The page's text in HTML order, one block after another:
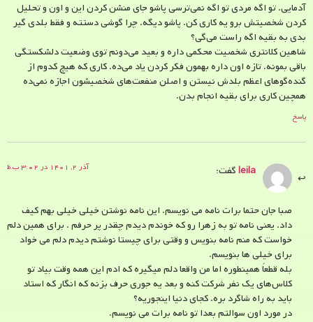
آدمایی. تو اگه مردی تو اگه نمی‌ترسی پاشو جای منشن کردن این و اون و تحلیل
کردن شخصیتش برو یه کاری کن. پاشو دیگه. چرا گوشی دستته و فقط بلدی گیر
بدی به بقیه اگه راست می‌گی؟
شاهین کلانتری شخصیت محکمی داره و بعید می‌دونم توی وضعیت دلشکستگی
باقی بمونه. تازه اون داره بهمون فکر کردن یاد می‌ده. کاری که هیچ کدوم از
گنده‌گوهای اعظم بلدش نیستن و اصلن منفعت‌های شخصیشون اجازه نمی‌ده
همچین کاری برای بقیه انجام بدن.
پاسخ
leilaگفت: آذر ۲, ۱۴۰۱ در ۳:۰۲ ب.ظ
صبا جان حتما برات نامه می نویسم. این نامه نوشتن خیلی خیلی بهم کیف
داد. یعنی نامه تو به زهرا رو که خوندم دیدم چقدر پر حرفم . برای همین دلم
خواست که منم نامه بنویس و وقتی برای چیستا نوشتم دیدم دلم می خواد
برای خیلی ها بنویسم.
بله قطعاً همینطوره اما من واقعا دلم میگیره که ادم این همه وقت بیاد تو
کلاس‌های یک نفر شرکت کنه و بعد یه جوری حرف بزنه که انگار که استاد
باید به راه شاگرد بره. کجای دنیا اینجوریه؟
در مورد اون سوالتم بعدا تو نامه برات می نویسم.